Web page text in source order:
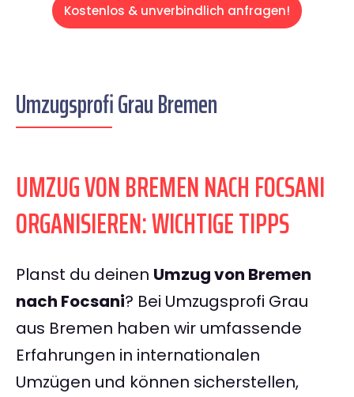
Kostenlos & unverbindlich anfragen!
Umzugsprofi Grau Bremen
UMZUG VON BREMEN NACH FOCSANI
ORGANISIEREN: WICHTIGE TIPPS
Planst du deinen Umzug von Bremen
nach Focsani? Bei Umzugsprofi Grau
aus Bremen haben wir umfassende
Erfahrungen in internationalen
Umzügen und können sicherstellen,